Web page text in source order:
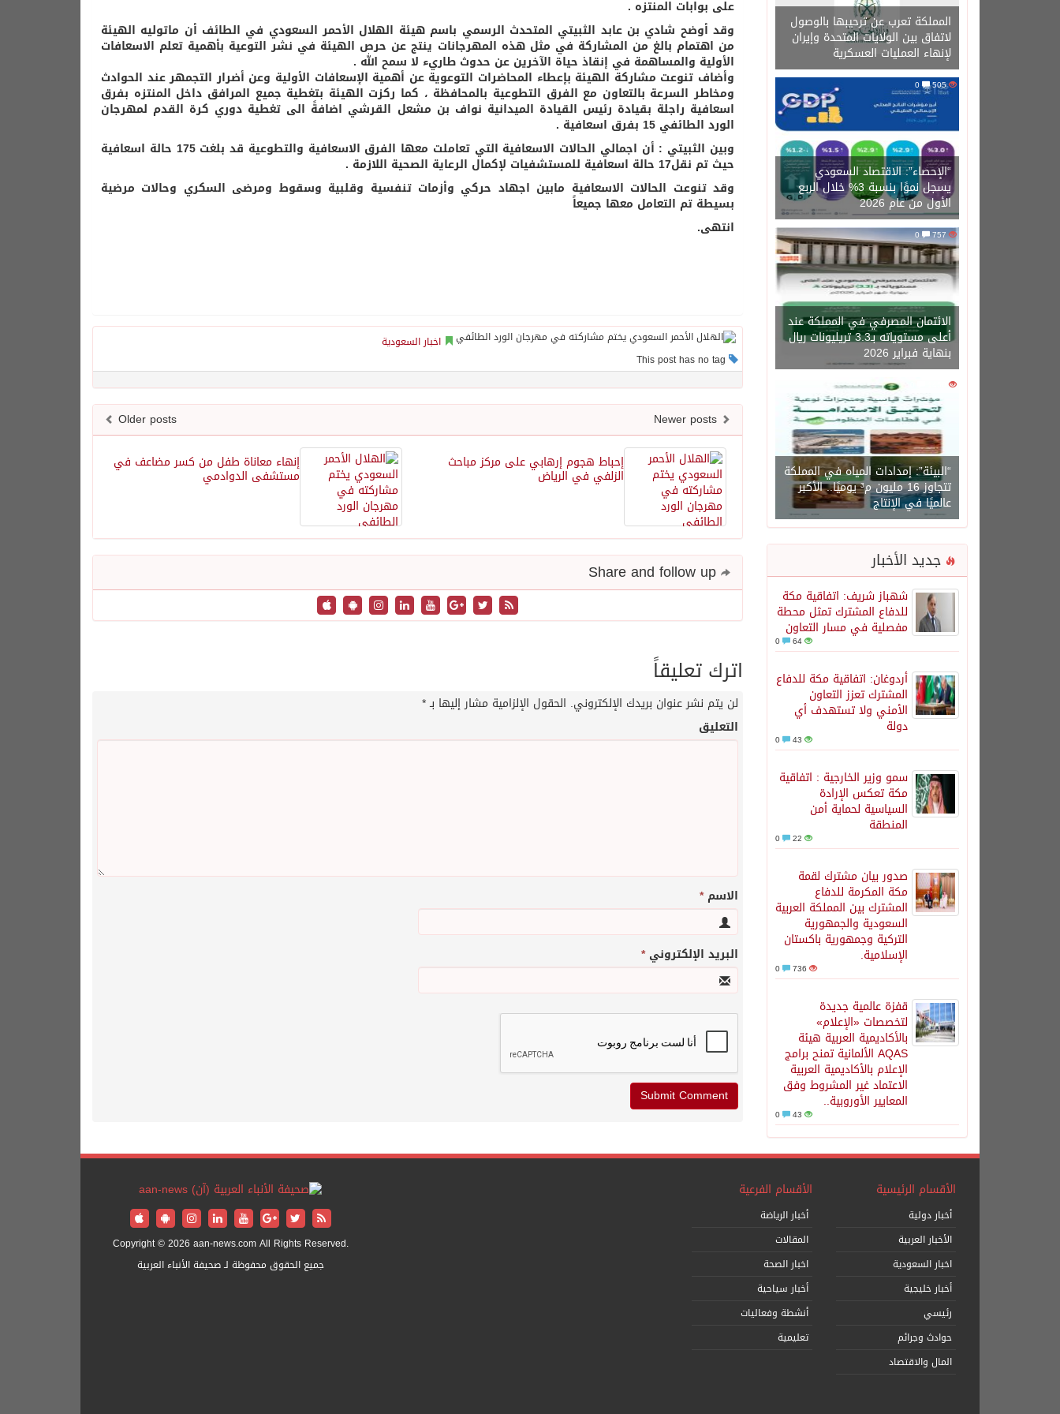
المملكة تعرب عن ترحيبها بالوصول
لاتفاق بين الولايات المتحدة وإيران
لإنهاء العمليات العسكرية
505
“الإحصاء”: الاقتصاد السعودي
يسجل نموًا بنسبة 3% خلال الربع
الأول من عام 2026
757
0
الائتمان المصرفي في المملكة عند
أعلى مستوياته بـ3.3 تريليونات ريال
بنهاية فبراير 2026
1450
“البيئة”: إمدادات المياه في المملكة
تتجاوز 16 مليون م³ يوميًا.. الأكبر
عالميًا في الإنتاج
جديد الأخبار
شهباز شريف: اتفاقية مكة
للدفاع المشترك تمثل محطة
مفصلية في مسار التعاون
64
أردوغان: اتفاقية مكة للدفاع
المشترك تعزز التعاون
الأمني ولا تستهدف أي
دولة
43
سمو وزير الخارجية : اتفاقية
مكة تعكس الإرادة
السياسية لحماية أمن
المنطقة
22
صدور بيان مشترك لقمة
مكة المكرمة للدفاع
المشترك بين المملكة العربية
السعودية والجمهورية
التركية وجمهورية باكستان
الإسلامية.
736
قفزة عالمية جديدة
لتخصصات «الإعلام»
بالأكاديمية العربية هيئة
AQAS الألمانية تمنح برامج
الإعلام بالأكاديمية العربية
الاعتماد غير المشروط وفق
المعايير الأوروبية..
43
على بوابات المنتزه .
وقد أوضح شادي بن عابد الثبيتي المتحدث الرسمي باسم هيئة الهلال الأحمر السعودي في الطائف أن ماتوليه الهيئة
من اهتمام بالغ من المشاركة في مثل هذه المهرجانات ينتج عن حرص الهيئة في نشر التوعية بأهمية تعلم الاسعافات
الأولية والمساهمة في إنقاذ حياة الآخرين عن حدوث طاريء لا سمح الله .
وأضاف تنوعت مشاركة الهيئة بإعطاء المحاضرات التوعوية عن أهمية الإسعافات الأولية وعن أضرار التجمهر عند الحوادث
ومخاطر السرعة بالتعاون مع الفرق التطوعية بالمحافظة ، كما ركزت الهيئة بتغطية جميع المرافق داخل المنتزه بفرق
اسعافية راجلة بقيادة رئيس القيادة الميدانية نواف بن مشعل القرشي اضافةً الى تغطية دوري كرة القدم لمهرجان
الورد الطائفي 15 بفرق اسعافية .
وبين الثبيتي : أن اجمالي الحالات الاسعافية التي تعاملت معها الفرق الاسعافية والتطوعية قد بلغت 175 حالة اسعافية
حيث تم نقل17 حالة اسعافية للمستشفيات لإكمال الرعاية الصحية اللازمة .
وقد تنوعت الحالات الاسعافية مابين اجهاد حركي وأزمات تنفسية وقلبية وسقوط ومرضى السكري وحالات مرضية
بسيطة تم التعامل معها جميعاً
انتهى.
اخبار السعودية
Older posts
إنهاء معاناة طفل من كسر مضاعف في
مستشفى الدوادمي
إحباط هجوم إرهابي على مركز مباحث
الزلفي في الرياض
اترك تعليقاً
لن يتم نشر عنوان بريدك الإلكتروني. الحقول الإلزامية مشار إليها بـ*
التعليق
الاسم*
البريد الإلكتروني*
الأقسام الرئيسية
أخبار دولية
الأخبار العربية
اخبار السعودية
أخبار خليجية
رئيسي
حوادث وجرائم
المال والاقتصاد
الأقسام الفرعية
أخبار الرياضة
المقالات
اخبار الصحة
أخبار سياحية
أنشطة وفعاليات
تعليمية
Copyright © 2026 aan-news.com All Rights Reserved.
جميع الحقوق محفوظة لـ صحيفة الأنباء العربية